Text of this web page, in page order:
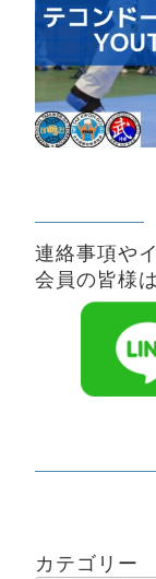
連絡事項や
会員の皆様
カテゴリー